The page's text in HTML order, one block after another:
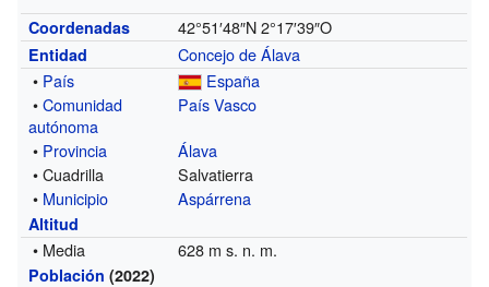
Coordenadas 42°51′48″N 2°17′39″O
Entidad
Concejo de Álava
• País
España
•Comunidad
autónoma
País Vasco
• Provincia
Álava
• Cuadrilla
Salvatierra
• Municipio Aspárrena
Altitud
• Media 628 m s. n. m.
Población (2022)